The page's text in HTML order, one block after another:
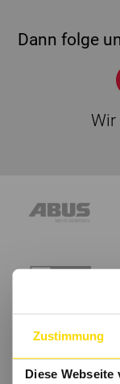
Zustimmung
Diese Webseite
Dann folge
Wir